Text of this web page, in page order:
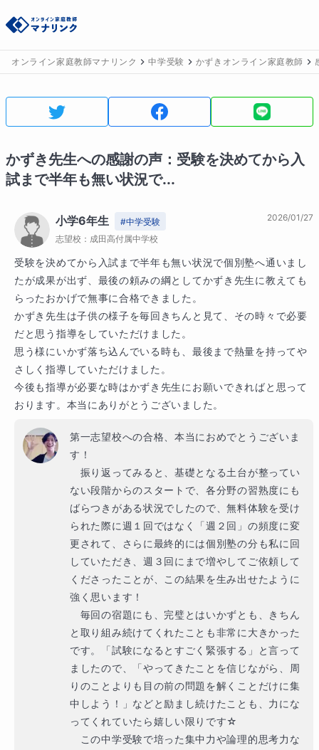
オンライン家庭教師マナリンク 中学受験 かずきオンライン家庭教師
かずき先生への感謝の声： 受験を決めてから入
試まで半年も無い状況で...
小学6年生 #中学受験
志望校： 成田高付属中学校
2026/01/27
受験を決めてから入試まで半年も無い状況で個別塾へ通いまし
たが成果が出ず、最後の頼みの綱としてかずき先生に教えても
らったおかげで無事に合格できました。
かずき先生は子供の様子を毎回きちんと見て、その時々で必要
だと思う指導をしていただけました。
思う様にいかず落ち込んでいる時も、最後まで熱量を持ってや
さしく指導していただけました。
今後も指導が必要な時はかずき先生にお願いできればと思って
おります。本当にありがとうございました。
第一志望校への合格、本当におめでとうございま
す！
振り返ってみると、基礎となる土台が整ってい
ない段階からのスタートで、各分野の習熟度にも
ばらつきがある状況でしたので、無料体験を受け
られた際に週１回ではなく「週２回」の頻度に変
更されて、さらに最終的には個別塾の分も私に回
していただき、週３回にまで増やしてご依頼して
くださったことが、この結果を生み出せたように
強く思います！
毎回の宿題にも、完璧とはいかずとも、きちん
と取り組み続けてくれたことも非常に大きかった
です。「試験になるとすごく緊張する」と言って
ましたので、「やってきたことを信じながら、周
りのことよりも目の前の問題を解くことだけに集
中しよう！」などと励まし続けたことも、力にな
ってくれていたら嬉しい限りです☆
この中学受験で培った集中力や論理的思考力な